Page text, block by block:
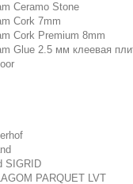
Ceramo Stone
Cork 7mm
Cork Premium 8mm
Glue 2.5 мм клеевая
SIGRID
PARQUET LVT